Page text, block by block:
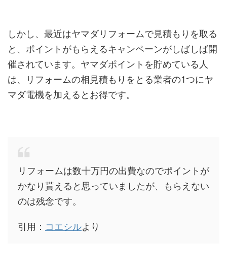
しかし、最近はヤマダリフォームで見積もりを取る
と、ポイントがもらえるキャンペーンがしばしば開
催されています。ヤマダポイントを貯めている人
は、リフォームの相見積もりをとる業者の1つにヤ
マダ電機を加えるとお得です。
リフォームは数十万円の出費なのでポイントが
かなり貰えると思っていましたが、もらえない
のは残念です。
引用： コエシルより